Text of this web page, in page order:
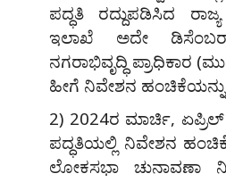
ಪದ್ಧತಿ ರದ್ದುಪಡಿಸಿದ
ಇಲಾಖೆ ಅದೇ ಡಿಸೆಂಬರ್
ನಗರಾಭಿವೃದ್ಧಿ ಪ್ರಾಧಿಕಾರ
ಹೀಗೆ ನಿವೇಶನ ಹಂಚಿಕೆಯನ್ನು
2) 2024ರ ಮಾರ್ಚಿ,
ಪದ್ಧತಿಯಲ್ಲಿ ನಿವೇಶನ
ಲೋಕಸಭಾ ಚುನಾವಣಾ